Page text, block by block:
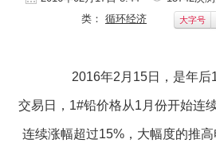
镁钛
地矿 建设
类： 循环经济 大字号
2016年2月15日，是年后
交易日，1#铅价格从1月份开始连
连续涨幅超过15%，大幅度的推